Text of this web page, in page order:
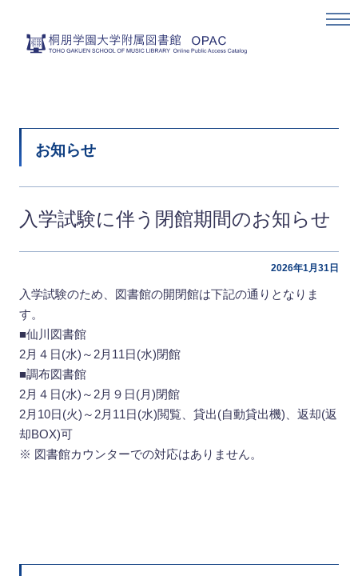
お知らせ
入学試験に伴う閉館期間のお知らせ
2026年1月31日
入学試験のため、図書館の開閉館は下記の通りとなりま
す。
■仙川図書館
2月４日(水)～2月11日(水)閉館
■調布図書館
2月４日(水)～2月９日(月)閉館
2月10日(火)～2月11日(水)閲覧、貸出(自動貸出機)、返却(返
却BOX)可
※ 図書館カウンターでの対応はありません。